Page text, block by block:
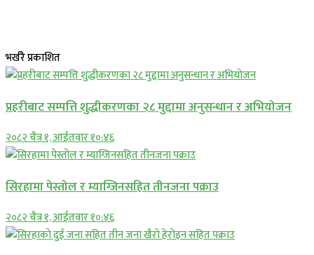
भर्खरै प्रकाशित
प्रहरीबाट सम्पत्ति शुद्धीकरणका २८ मुद्दामा अनुसन्धान र अभियोजन
२०८२ चैत्र १, आईतवार १०:४६
सिरहामा पेस्तोल र म्याग्जिनसहित तीनजना पक्राउ
२०८२ चैत्र १, आईतवार १०:४६